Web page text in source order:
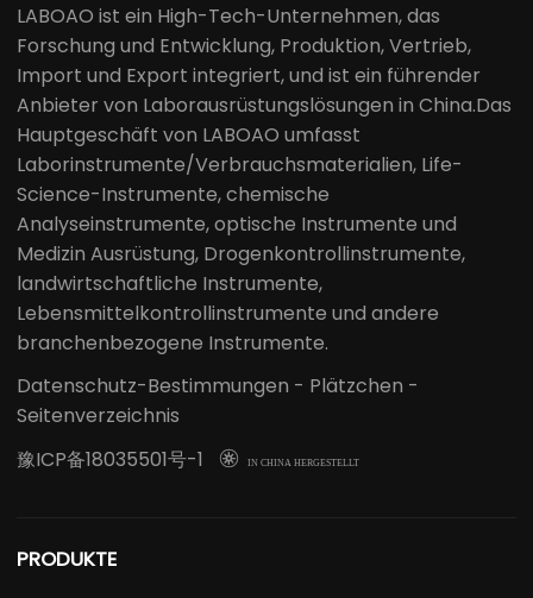
LABOAO ist ein High-Tech-Unternehmen, das
Forschung und Entwicklung, Produktion, Vertrieb,
Import und Export integriert, und ist ein führender
Anbieter von Laborausrüstungslösungen in China.Das
Hauptgeschäft von LABOAO umfasst
Laborinstrumente/Verbrauchsmaterialien, Life-
Science-Instrumente, chemische
Analyseinstrumente, optische Instrumente und
Medizin Ausrüstung, Drogenkontrollinstrumente,
landwirtschaftliche Instrumente,
Lebensmittelkontrollinstrumente und andere
branchenbezogene Instrumente.
Datenschutz-Bestimmungen - Plätzchen -
Seitenverzeichnis
豫ICP备18035501号-1
 IN CHINA HERGESTELLT
PRODUKTE